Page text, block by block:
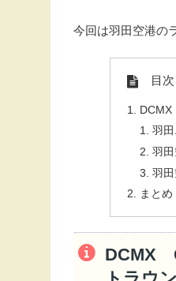
今回は羽田空港の
目次
羽
羽
羽
まとめ
DCMX